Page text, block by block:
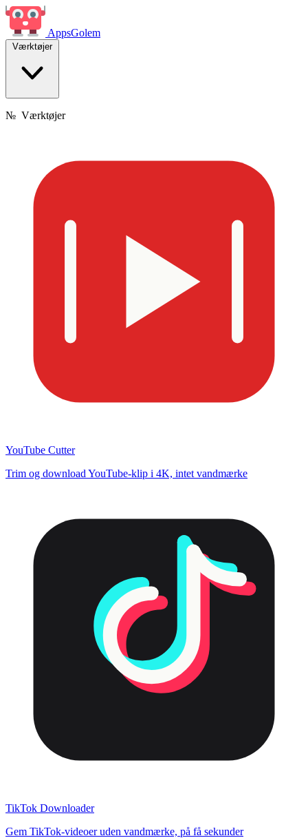
AppsGolem
Værktøjer
№ Værktøjer
YouTube Cutter
Trim og download YouTube-klip i 4K, intet vandmærke
TikTok Downloader
Gem TikTok-videoer uden vandmærke, på få sekunder